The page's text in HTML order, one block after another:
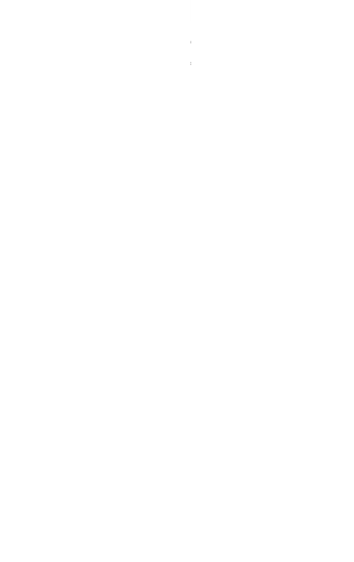
Cartoon Tag
Price
€10.50